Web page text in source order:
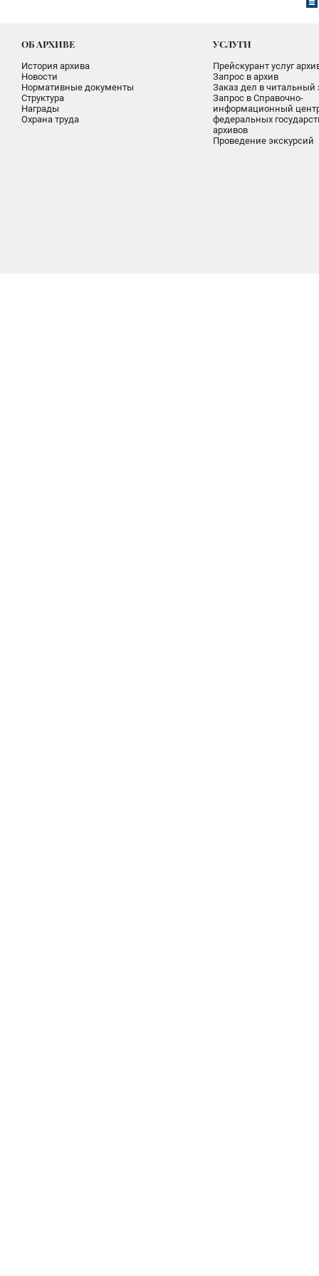
ОБ АРХИВЕ
История архива
Новости
Нормативные документы
Структура
Награды
Охрана труда
УСЛУГИ
Прейскурант услуг
Запрос в архив
Заказ дел в читальный
Запрос в Справочно-
информационный
федеральных
архивов
Проведение экскурсий